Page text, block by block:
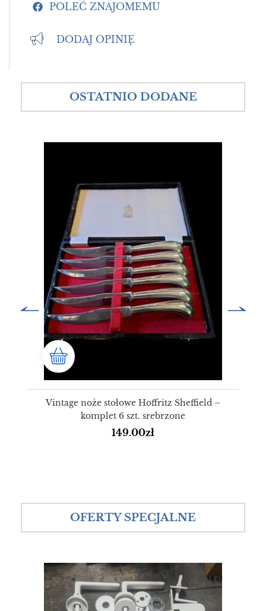
POLEĆ ZNAJOMEMU
DODAJ OPINIĘ
OSTATNIO DODANE
Vintage noże stołowe Hoffritz Sheffield –
komplet 6 szt. srebrzone
149.00zł
OFERTY SPECJALNE
SALE!